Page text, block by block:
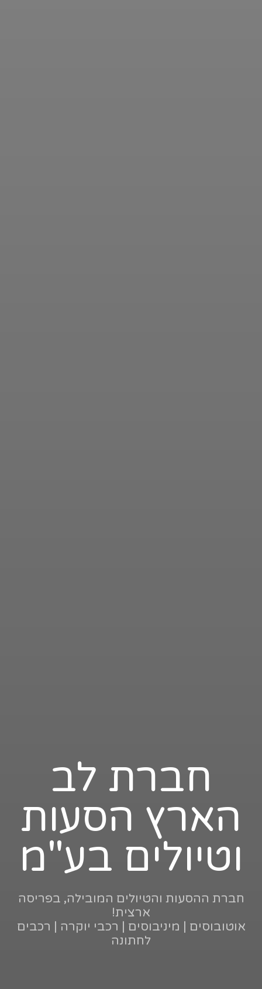
חברת לב
הארץ הסעות
וטיולים בע"מ
חברת ההסעות והטיולים המובילה, בפריסה
ארצית!
אוטובוסים | מיניבוסים | רכבי יוקרה | רכבים
לחתונה